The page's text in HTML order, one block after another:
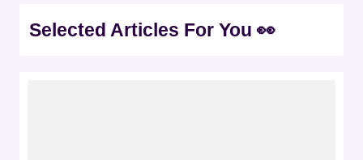
Selected Articles For You 👀